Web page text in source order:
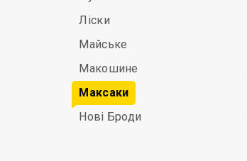
Ліски
Майське
Макошине
Максаки
Нові Броди